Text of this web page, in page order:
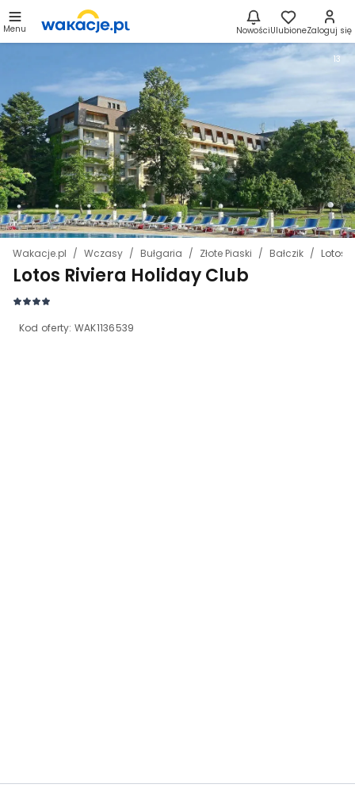
Menu NowościUlubioneZaloguj się
Wakacje.pl Wczasy Bułgaria Złote Piaski Bałczik Lotos
Lotos Riviera Holiday Club
Kod oferty: WAK1136539
13